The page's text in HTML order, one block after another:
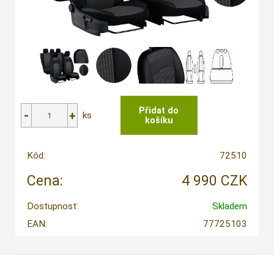
ks
Kód: 72510
Cena: 4 990 CZK
Dostupnost:
Skladem
EAN:
77725103